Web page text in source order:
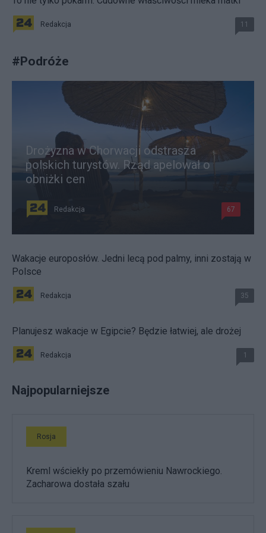
Redakcja 11
#Podróże
Drożyzna w Chorwacji odstrasza
polskich turystów. Rząd apelował o
obniżki cen
Redakcja 67
Wakacje europosłów. Jedni lecą pod palmy, inni zostają w
Polsce
Redakcja 35
Planujesz wakacje w Egipcie? Będzie łatwiej, ale drożej
Redakcja 1
Najpopularniejsze
Rosja
Kreml wściekły po przemówieniu Nawrockiego.
Zacharowa dostała szału